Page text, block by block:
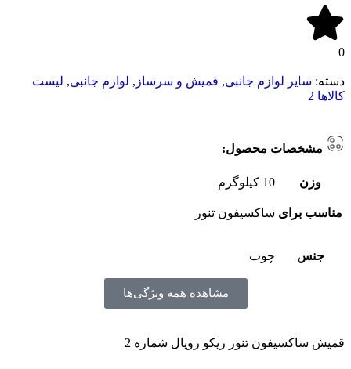
0
دسته: سایر لوازم جانبی, قمیش و سرساز , لوازم جانبی, لیست
کالاها 2
مشخصات محصول:
وزن 10 کیلوگرم
مناسب برای ساکسیفون تنور
جنس چوب
مشاهده همه ویژگی‌ها
قمیش ساکسیفون تنور ریکو رویال شماره 2